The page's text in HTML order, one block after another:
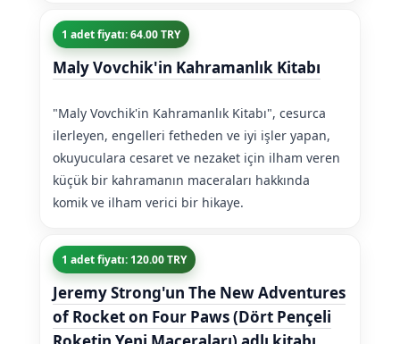
1 adet fiyatı: 64.00 TRY
Maly Vovchik'in Kahramanlık Kitabı
"Maly Vovchik'in Kahramanlık Kitabı", cesurca
ilerleyen, engelleri fetheden ve iyi işler yapan,
okuyuculara cesaret ve nezaket için ilham veren
küçük bir kahramanın maceraları hakkında
komik ve ilham verici bir hikaye.
1 adet fiyatı: 120.00 TRY
Jeremy Strong'un The New Adventures
of Rocket on Four Paws (Dört Pençeli